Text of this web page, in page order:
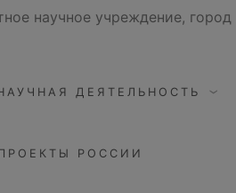
научное учреждение,
ДЕЯТЕЛЬНОСТЬ
РОССИИ